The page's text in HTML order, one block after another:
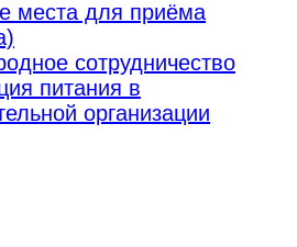
места для приёма
сотрудничество
питания в
организации